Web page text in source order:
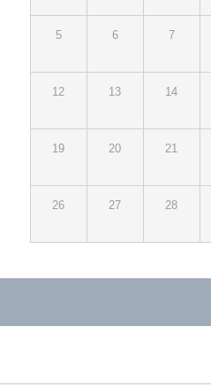
5 6 7
12 13 14
19 20 21
26 27 28